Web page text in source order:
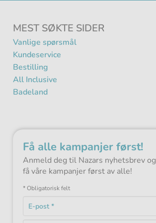
MEST SØKTE SIDER
Vanlige spørsmål
Kundeservice
Bestilling
All Inclusive
Badeland
Få alle kampanjer først!
Anmeld deg til Nazars nyhetsbrev og
få våre kampanjer først av alle!
* Obligatorisk felt
E-
post